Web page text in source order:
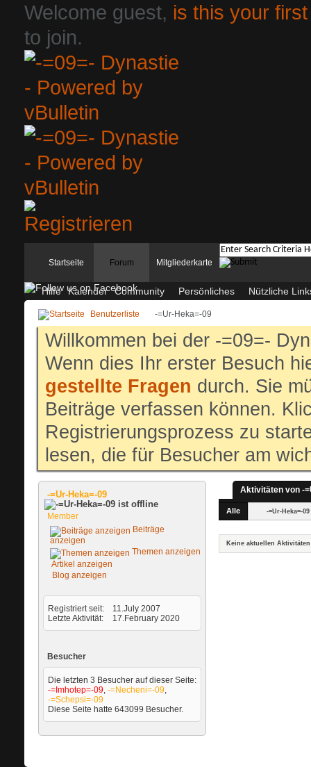
Welcome guest, is this your
to join.
Startseite Forum
Hilfe Kalender Community Persönliches Nützliche
Mitgliederkarte
Benutzerliste -=Ur-Heka=-09
Willkommen bei der -=09=-
Wenn dies Ihr erster Besuch
gestellte Fragen durch. Sie
Beiträge verfassen können.
Registrierungsprozess zu
lesen, die für Besucher am
-=Ur-Heka=-09
Member
Beiträge
anzeigen
Themen anzeigen
Artikel anzeigen
Blog anzeigen
Registriert seit
11.July 2007
Letzte Aktivität
17.February 2020
Besucher
Die letzten 3 Besucher auf dieser Seite:
-=Imhotep=-09, -=Necheni=-09,
-=Schepsi=-09
Diese Seite hatte 643099 Besucher.
Aktivitäten von -
Alle -=Ur-Heka=-09
Keine aktuellen Aktivitäten